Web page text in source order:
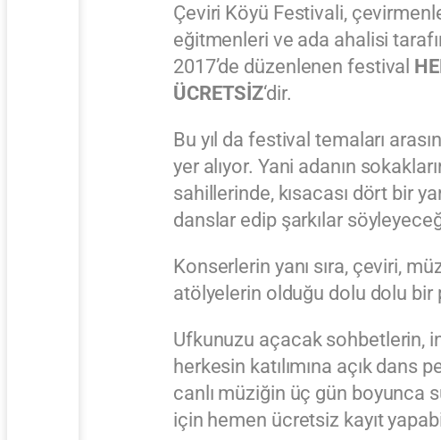
Çeviri Köyü Festivali,
eğitmenleri ve ada ahalisi
2017’de düzenlenen festival
ÜCRETSİZ‘dir.
Bu yıl da festival temaları
yer alıyor. Yani adanın
sahillerinde, kısacası dört bir
danslar edip şarkılar
Konserlerin yanı sıra, çeviri,
atölyelerin olduğu dolu dolu bir
Ufkunuzu açacak sohbetlerin,
herkesin katılımına açık dans
canlı müziğin üç gün boyunca
için hemen ücretsiz kayıt